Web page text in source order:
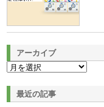
アーカイブ
最近の記事